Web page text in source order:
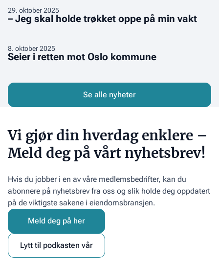
Land”
ble
første
29. oktober 2025
– Jeg skal holde trøkket oppe på min vakt
–
Jeg
holde
trøkket
vakt
8. oktober 2025
Seier i retten mot Oslo kommune
Seier
i
mot
kommune
Se alle nyheter
Vi gjør din hverdag enklere –
Meld deg på vårt nyhetsbrev!
Hvis du jobber i en av våre medlemsbedrifter, kan du
abonnere på nyhetsbrev fra oss og slik holde deg oppdatert
på de viktigste sakene i eiendomsbransjen.
Meld deg på her
Lytt til podkasten vår